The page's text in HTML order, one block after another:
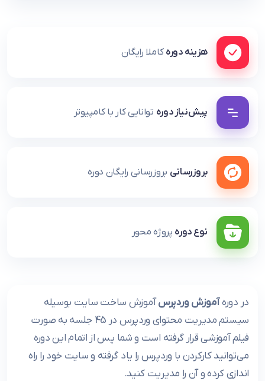
هزینه دوره کاملا رایگان
پیش‌نیاز دوره توانایی کار با کامپیوتر
بروزرسانی بروزرسانی رایگان دوره
نوع دوره پروژه محور
در دورهآموزش وردپرسآموزش ساخت سایت بوسیله
سیستم مدیریت محتوای وردپرس در 45 جلسه به صورت
فیلم آموزشی قرار گرفته است و شما پس از اتمام این دوره
می‏‏‏‌توانید کارکردن با وردپرس را یاد گرفته و سایت خود را راه
اندازی کرده و آن را مدیریت کنید.